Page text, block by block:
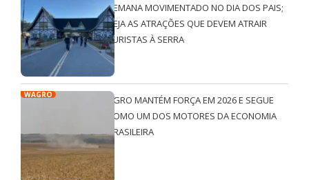
SEMANA MOVIMENTADO NO DIA DOS PAIS;
VEJA AS ATRAÇÕES QUE DEVEM ATRAIR
TURISTAS À SERRA
WAGRO
AGRO MANTÉM FORÇA EM 2026 E SEGUE
COMO UM DOS MOTORES DA ECONOMIA
BRASILEIRA